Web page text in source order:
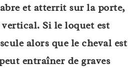
et atterrit sur la porte,
Si le loquet est
alors que le cheval
entraîner de graves